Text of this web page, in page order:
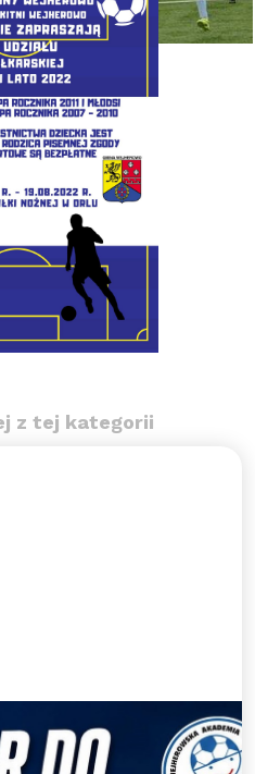
z tej kategorii
do WAPN